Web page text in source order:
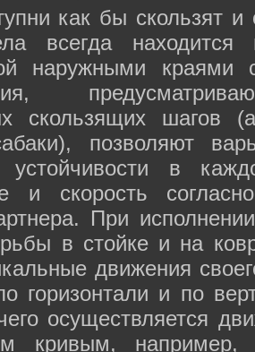
как бы скользят
всегда
наружными краями
скользящих шагов
позволяют
устойчивости в
и скорость
При
в стойке и на
движения
горизонтали и по
осуществляется
кривым, например,